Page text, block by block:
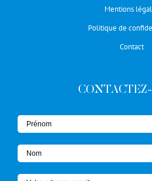
Mentions
Politique de
Contact